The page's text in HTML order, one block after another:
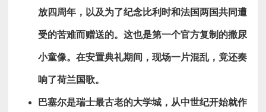
放四周年，以及为了纪念比利时和法国两国共同遭
受的苦难而赠送的。这也是第一个官方复制的撒尿
小童像。在安置典礼期间，现场一片混乱，竟还奏
响了荷兰国歌。
巴塞尔是瑞士最古老的大学城，从中世纪开始就作